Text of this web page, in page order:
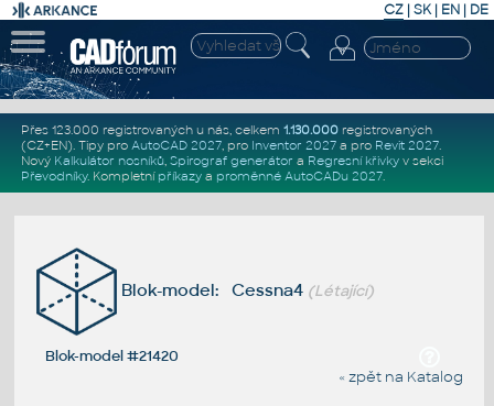
CZ | SK| EN | DE
Přes 123.000 registrovaných u nás, celkem 1.130.000registrovaných
(CZ+EN). Tipy pro AutoCAD 2027, pro Inventor 2027a pro Revit 2027.
Nový Kalkulátor nosníků, Spirograf generátor a Regresní křivkyv sekci
Převodníky. Kompletní příkazya proměnné AutoCADu 2027.
Blok-model: Cessna4 (Létající)
Blok-model #21420
« zpět na Katalog